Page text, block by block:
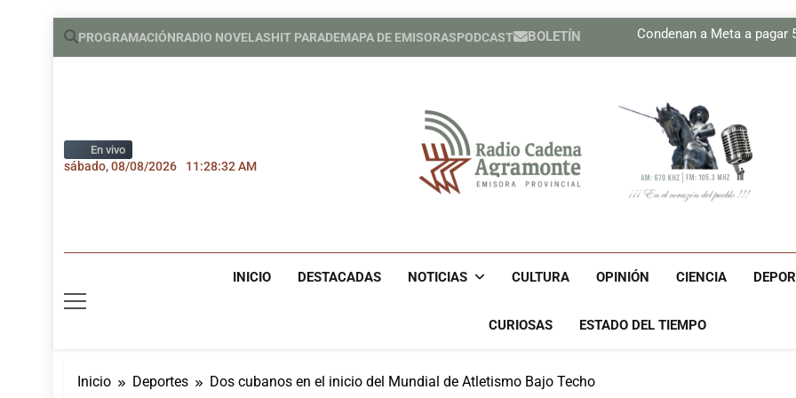
Saltar
PROGRAMACIÓNRADIO NOVELASHIT PARADEMAPA DE EMISORASPODCAST BOLETÍN
Condenan a Meta a pagar
Prensa de EEUU divulga
Condenan a Meta a pagar
Prensa de EEUU
Díaz-Canel asiste al
En vivo
sábado, 08/08/2026 11:28:33 AM
Radio Cadena
INICIO DESTACADAS NOTICIAS CULTURA OPINIÓN CIENCIA
CURIOSAS ESTADO DEL TIEMPO
Inicio Deportes Dos cubanos en el inicio del Mundial de Atletismo Bajo Techo